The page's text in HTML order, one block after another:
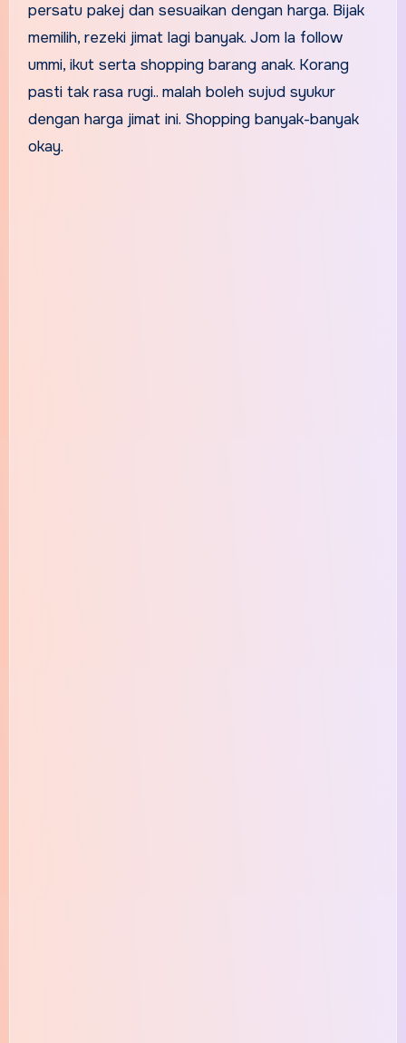
persatu pakej dan sesuaikan dengan harga. Bijak
memilih, rezeki jimat lagi banyak. Jom la follow
ummi, ikut serta shopping barang anak. Korang
pasti tak rasa rugi.. malah boleh sujud syukur
dengan harga jimat ini. Shopping banyak-banyak
okay.